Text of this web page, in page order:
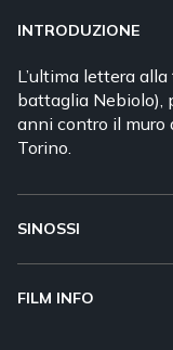
INTRODUZIONE
L’ultima lettera
battaglia Nebiolo),
anni contro il muro
Torino.
SINOSSI
FILM INFO